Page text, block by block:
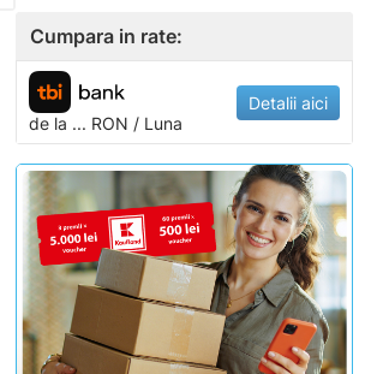
Cumpara in rate:
de la ... RON / Luna
Detalii aici